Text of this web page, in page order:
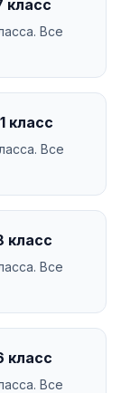
Все
класс
Все
Все
Все